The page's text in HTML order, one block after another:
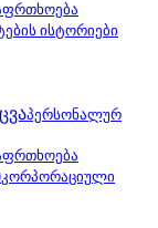
ისტორიები
პერსონალურ
კორპორაციული